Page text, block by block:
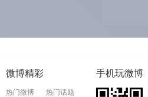
微博精彩
热门微博 热门话题
手机玩微博